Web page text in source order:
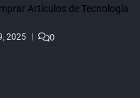
Artículos de Tecnología
2025 0